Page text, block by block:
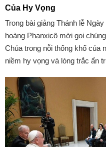
Của Hy Vọng
Trong bài giảng Thánh lễ
hoàng Phanxicô mời gọi
Chúa trong nỗi thống khổ của
niềm hy vọng và lòng trắc ẩn